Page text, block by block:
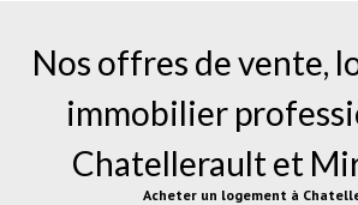
Nos offres de vente,
immobilier
Chatellerault et
Acheter un logement à